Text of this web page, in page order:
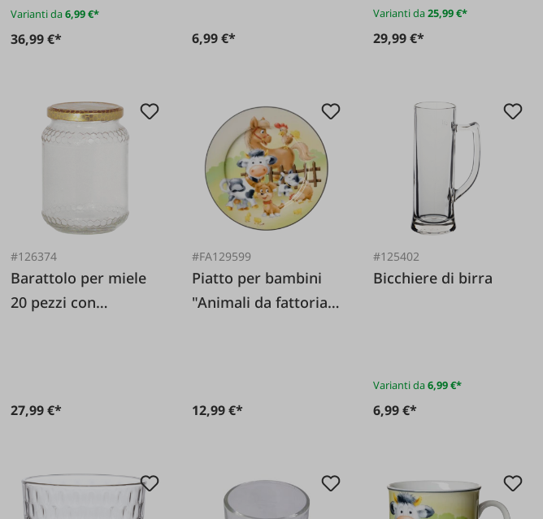
Varianti da6,99 €*
36,99 €* 6,99 €*
Varianti da25,99 €*
29,99 €*
#126374
Barattolo per miele
20 pezzi con
27,99 €*
#FA129599
Piatto per bambini
"Animali da fattoria"
12,99 €*
#125402
Bicchiere di birra
Varianti da6,99 €*
6,99 €*